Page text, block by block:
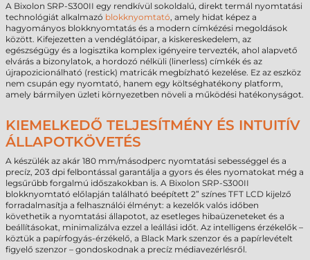
A Bixolon SRP-S300II egy rendkívül sokoldalú, direkt termál nyomtatási
technológiát alkalmazó blokknyomtató, amely hidat képez a
hagyományos blokknyomtatás és a modern címkézési megoldások
között. Kifejezetten a vendéglátóipar, a kiskereskedelem, az
egészségügy és a logisztika komplex igényeire tervezték, ahol alapvető
elvárás a bizonylatok, a hordozó nélküli (linerless) címkék és az
újrapozicionálható (restick) matricák megbízható kezelése. Ez az eszköz
nem csupán egy nyomtató, hanem egy költséghatékony platform,
amely bármilyen üzleti környezetben növeli a működési hatékonyságot.
KIEMELKEDŐ TELJESÍTMÉNY ÉS INTUITÍV
ÁLLAPOTKÖVETÉS
A készülék az akár 180 mm/másodperc nyomtatási sebességgel és a
precíz, 203 dpi felbontással garantálja a gyors és éles nyomatokat még a
legsűrűbb forgalmú időszakokban is. A Bixolon SRP-S300II
blokknyomtató előlapján található beépített 2” színes TFT LCD kijelző
forradalmasítja a felhasználói élményt: a kezelők valós időben
követhetik a nyomtatási állapotot, az esetleges hibaüzeneteket és a
beállításokat, minimalizálva ezzel a leállási időt. Az intelligens érzékelők –
köztük a papírfogyás-érzékelő, a Black Mark szenzor és a papírlevételt
figyelő szenzor – gondoskodnak a precíz médiavezérlésről.